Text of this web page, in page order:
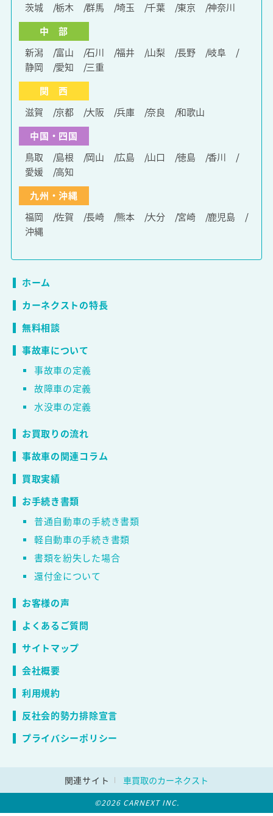
茨城
栃木 群馬 埼玉 千葉 東京
神奈川
中 部
新潟
富山 石川 福井 山梨 長野
岐阜
静岡
愛知
三重
関 西
滋賀
京都 大阪 兵庫 奈良
和歌山
中国・四国
鳥取
島根 岡山 広島 山口 徳島
香川
愛媛
高知
九州・沖縄
福岡
佐賀 長崎 熊本 大分 宮崎
鹿児島
沖縄
ホーム
カーネクストの特長
無料相談
事故車について
事故車の定義
故障車の定義
水没車の定義
お買取りの流れ
事故車の関連コラム
買取実績
お手続き書類
普通自動車の手続き書類
軽自動車の手続き書類
書類を紛失した場合
還付金について
お客様の声
よくあるご質問
サイトマップ
会社概要
利用規約
反社会的勢力排除宣言
プライバシーポリシー
関連サイト 車買取のカーネクスト
©2026 CARNEXT INC.